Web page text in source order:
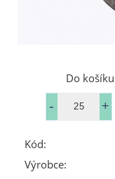
Do
Kód:
Výrobce: